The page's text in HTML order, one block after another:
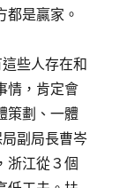
都是贏家。
些人存在和
情，肯定會
策劃、一體
副局長曹岑
浙江從３個